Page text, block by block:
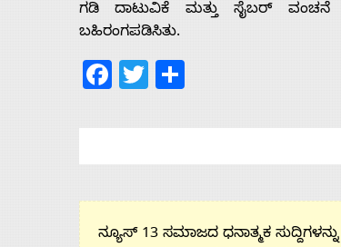
ಗಡಿ ದಾಟುವಿಕೆ ಮತ್ತು ಸೈಬರ್ ವಂಚನೆ
ಬಹಿರಂಗಪಡಿಸಿತು.
Facebook
Twitter
ನ್ಯೂಸ್ 13 ಸಮಾಜದ ಧನಾತ್ಮಕ